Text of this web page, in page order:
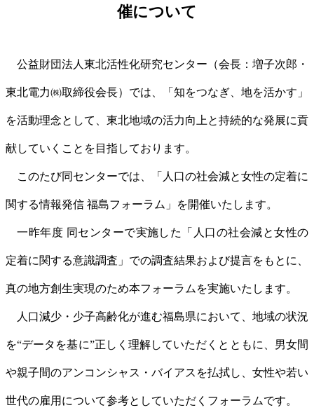
催について
公益財団法人東北活性化研究センター（会長：増子次郎・
東北電力㈱取締役会長）では、「知をつなぎ、地を活かす」
を活動理念として、東北地域の活力向上と持続的な発展に貢
献していくことを目指しております。
このたび同センターでは、「人口の社会減と女性の定着に
関する情報発信 福島フォーラム」を開催いたします。
一昨年度 同センターで実施した「人口の社会減と女性の
定着に関する意識調査」での調査結果および提言をもとに、
真の地方創生実現のため本フォーラムを実施いたします。
人口減少・少子高齢化が進む福島県において、地域の状況
を“データを基に”正しく理解していただくとともに、男女間
や親子間のアンコンシャス・バイアスを払拭し、女性や若い
世代の雇用について参考としていただくフォーラムです。